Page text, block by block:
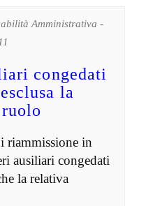
Amministrativa -
congedati
la
riammissione in
ausiliari congedati
la relativa